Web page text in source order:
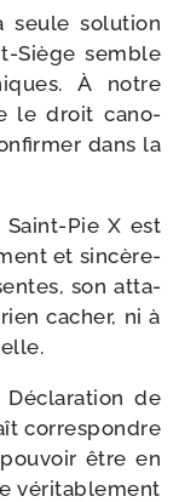
seule solu­tion
​Siège semble
À notre
le droit cano­
dans la
​Pie X est
et sin­cè­re­
son atta­
cacher, ni à
de
cor­res­pondre
être en
véri­ta­ble­ment